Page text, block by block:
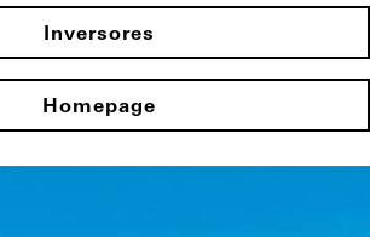
Inversores
Homepage